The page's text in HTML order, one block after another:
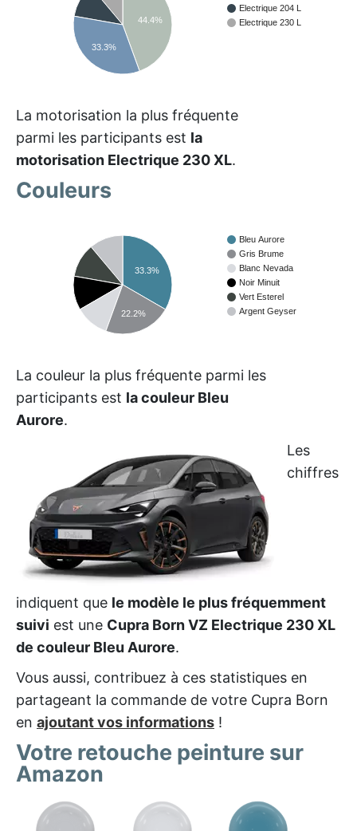
Electrique 204 L
Electrique 230 L
44.4%
33.3%
La motorisation la plus fréquente
parmi les participants est la
motorisation Electrique 230 XL.
Couleurs
Bleu Aurore
Gris Brume
Blanc Nevada
Noir Minuit
Vert Esterel
Argent Geyser
33.3%
22.2%
La couleur la plus fréquente parmi les
participants est la couleur Bleu
Aurore.
Les
chiffres
indiquent que le modèle le plus fréquemment
suivi est une Cupra Born VZ Electrique 230 XL
de couleur Bleu Aurore.
Vous aussi, contribuez à ces statistiques en
partageant la commande de votre Cupra Born
en ajoutant vos informations !
Votre retouche peinture sur
Amazon